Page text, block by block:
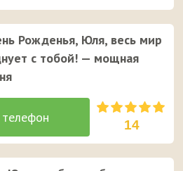
подругу или знакомую с
Рожденья, Юля, весь мир
с тобой! — мощная
14